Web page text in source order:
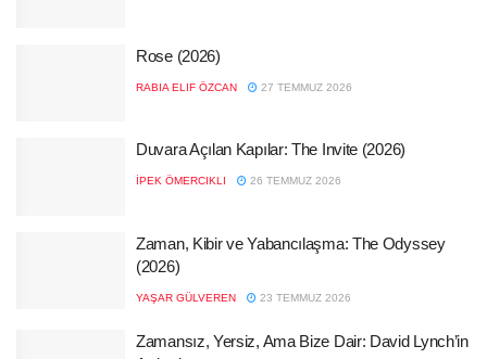
Rose (2026)
RABIA ELIF ÖZCAN 27 TEMMUZ 2026
Duvara Açılan Kapılar: The Invite (2026)
İPEK ÖMERCIKLI 26 TEMMUZ 2026
Zaman, Kibir ve Yabancılaşma: The Odyssey
(2026)
YAŞAR GÜLVEREN 23 TEMMUZ 2026
Zamansız, Yersiz, Ama Bize Dair: David Lynch’in